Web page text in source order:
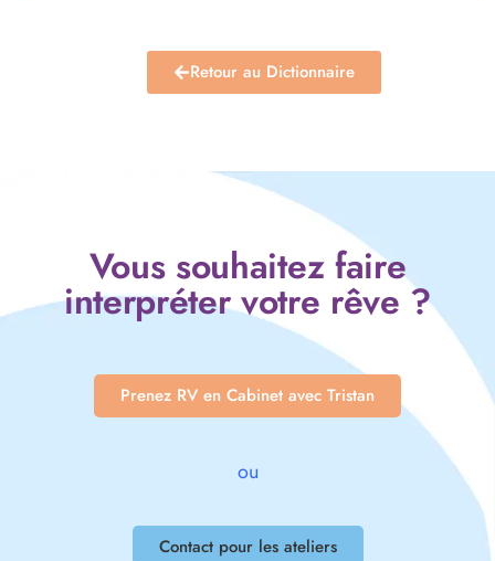
Retour au Dictionnaire
Vous souhaitez faire
interpréter votre rêve ?
Prenez RV en Cabinet avec Tristan
ou
Contact pour les ateliers